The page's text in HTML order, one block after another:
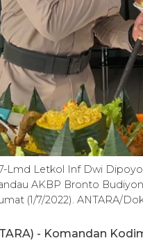
Lmd Letkol Inf Dwi
AKBP Bronto
(1/7/2022). ANTARA/
- Komandan